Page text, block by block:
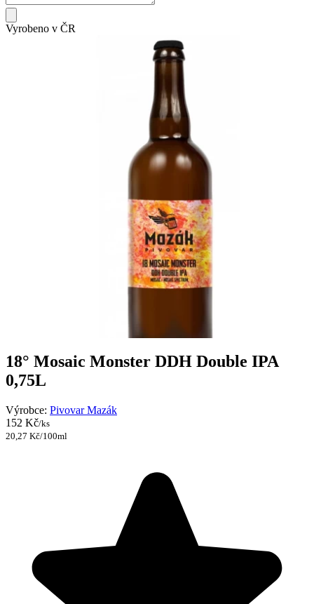
Vyrobeno v ČR
18° Mosaic Monster DDH Double IPA
0,75L
Výrobce: Pivovar Mazák
152 Kč/ks
20,27 Kč/100ml